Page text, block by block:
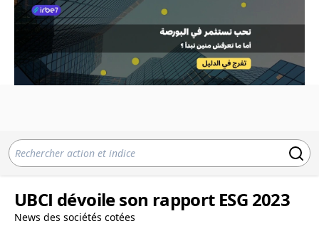
UBCI dévoile son rapport ESG 2023
News des sociétés cotées